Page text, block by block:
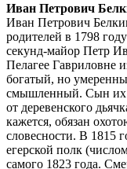
Иван Петрович
Иван Петрович
родителей в 1798
секунд-майор Петр
Пелагее Гавриловне
богатый, но
смышленный. Сын их
от деревенского
кажется, обязан
словесности. В 1815
егерской полк
самого 1823 года.